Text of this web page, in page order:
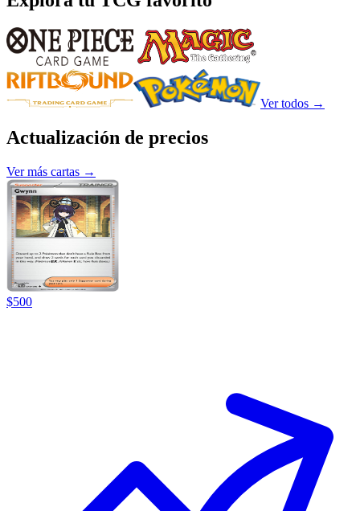
Ver todos →
Actualización de precios
Ver más cartas →
$500